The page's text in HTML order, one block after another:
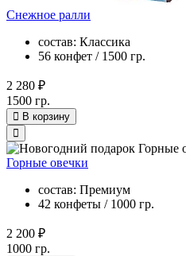
Снежное ралли
состав: Классика
56 конфет / 1500 гр.
2 280 ₽
1500 гр.
В корзину
Горные овечки
состав: Премиум
42 конфеты / 1000 гр.
2 200 ₽
1000 гр.